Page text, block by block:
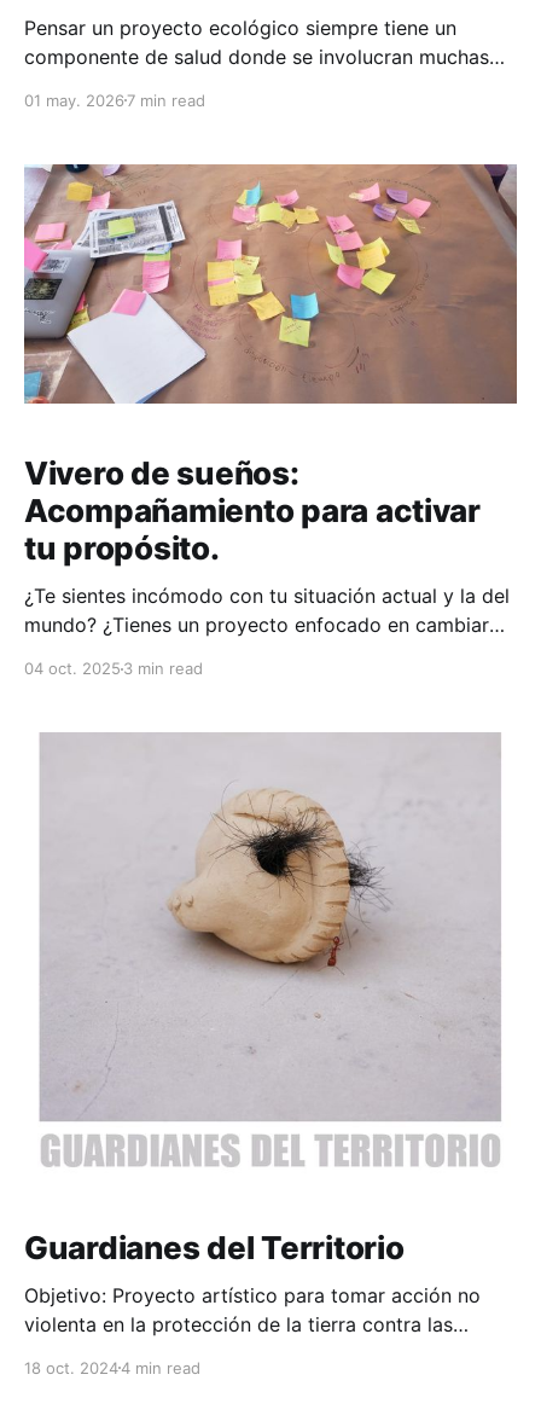
Pensar un proyecto ecológico siempre tiene un
componente de salud donde se involucran muchas
como principal motor las personas que les gusta
montaña. Ellos son los que han identificados
hermosos senderos para admirar
01 may. 2026 7 min read
Vivero de sueños:
Acompañamiento para activar
tu propósito.
¿Te sientes incómodo con tu situación actual y la del
mundo? ¿Tienes un proyecto enfocado en cambiar
04 oct. 2025 3 min read
Guardianes del Territorio
Objetivo: Proyecto artístico para tomar acción no
violenta en la protección de la tierra contra las
creando conciencia sobre el concepto hegemónico
18 oct. 20244 min read